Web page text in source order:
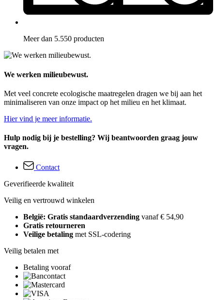
Meer dan 5.550 producten
We werken milieubewust.
Met veel concrete ecologische maatregelen dragen we bij aan het
minimaliseren van onze impact op het milieu en het klimaat.
Hier vind je meer informatie.
Hulp nodig bij je bestelling? Wij beantwoorden graag jouw
vragen.
Contact
Geverifieerde kwaliteit
Veilig en vertrouwd winkelen
België: Gratis standaardverzending vanaf € 54,90
Gratis retourneren
Veilige betaling met SSL-codering
Veilig betalen met
Betaling vooraf